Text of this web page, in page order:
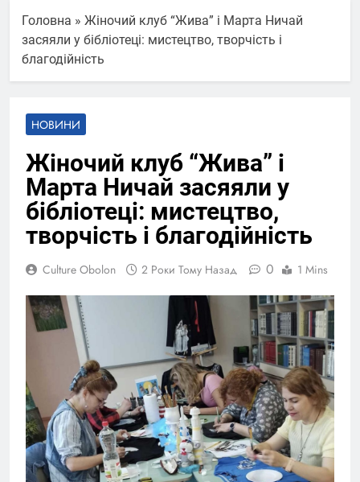
Головна » Жіночий клуб “Жива” і Марта Ничай
засяяли у бібліотеці: мистецтво, творчість і
благодійність
НОВИНИ
Жіночий клуб “Жива” і
Марта Ничай засяяли у
бібліотеці: мистецтво,
творчість і благодійність
Culture Obolon 2 Роки Тому Назад 0 1 Mins